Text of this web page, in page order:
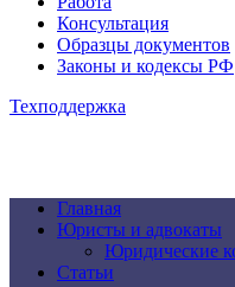
Консультация
Образцы документов
Законы и кодексы РФ
Техподдержка
Главная
Юристы и адвокаты
Юридические
Статьи